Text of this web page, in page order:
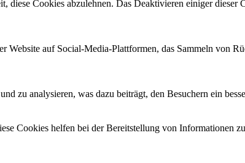
Cookies abzulehnen. Das Deaktivieren einiger dieser
auf Social-Media-Plattformen, das Sammeln von
zu analysieren, was dazu beiträgt, den Besuchern ein
Cookies helfen bei der Bereitstellung von Informationen